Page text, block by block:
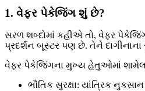
1. વેફર પેકેજિંગ શું છે?
સરળ શબ્દોમાં કહીએ તો, વેફર
પ્રદર્શન બૂસ્ટર પણ છે. તેને
વેફર પેકેજિંગના મુખ્ય હેતુઓમાં
ભૌતિક સુરક્ષા: યાંત્રિક